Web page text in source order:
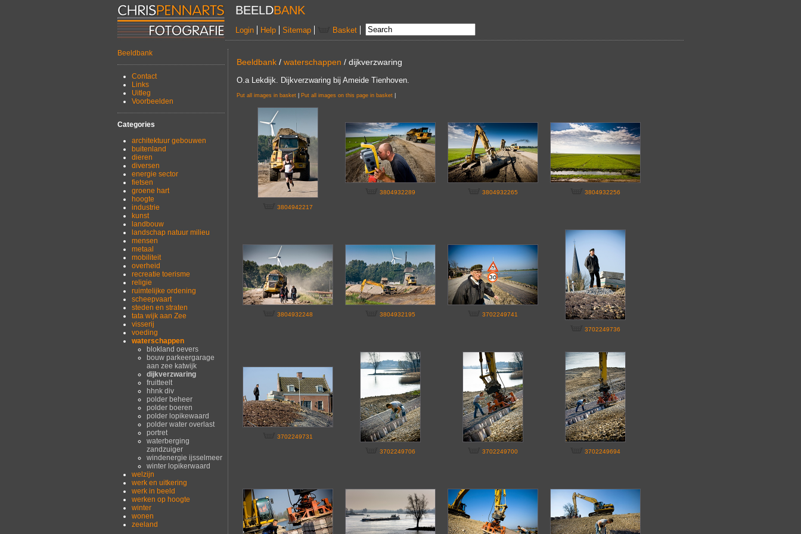
BEELDBANK
Login Help Sitemap Basket
Beeldbank
Contact
Links
Uitleg
Voorbeelden
Categories
architektuur gebouwen
buitenland
dieren
diversen
energie sector
fietsen
groene hart
hoogte
industrie
kunst
landbouw
landschap natuur milieu
mensen
metaal
mobiliteit
overheid
recreatie toerisme
religie
ruimtelijke ordening
scheepvaart
steden en straten
tata wijk aan Zee
visserij
voeding
waterschappen
blokland oevers
bouw parkeergarage
aan zee katwijk
dijkverzwaring
fruitteelt
hhnk div
polder beheer
polder boeren
polder lopikewaard
polder water overlast
portret
waterberging
zandzuiger
windenergie ijsselmeer
winter lopikerwaard
welzijn
werk en uitkering
werk in beeld
werken op hoogte
winter
wonen
zeeland
Beeldbank / waterschappen / dijkverzwaring
O.a Lekdijk. Dijkverzwaring bij Ameide Tienhoven.
Put all images in basket Put all images on this page in basket
3804942217
3804932289 3804932265 3804932256
3804932248 3804932195 3702249741
3702249736
3702249731
3702249706 3702249700 3702249694